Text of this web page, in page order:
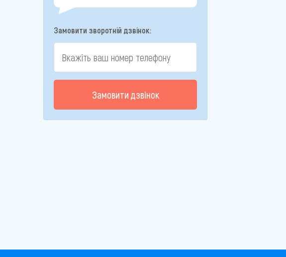
Замовити зворотній дзвінок:
Замовити дзвінок